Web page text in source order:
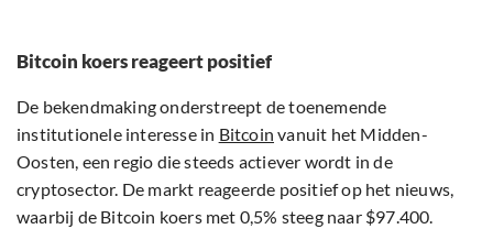
Bitcoin koers reageert positief
De bekendmaking onderstreept de toenemende
institutionele interesse in Bitcoin vanuit het Midden-
Oosten, een regio die steeds actiever wordt in de
cryptosector. De markt reageerde positief op het nieuws,
waarbij de Bitcoin koers met 0,5% steeg naar $97.400.